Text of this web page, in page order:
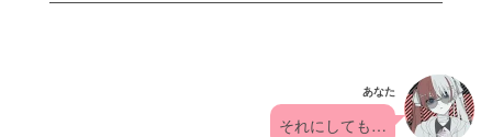
あなた
それにしても…